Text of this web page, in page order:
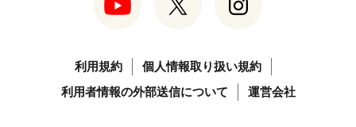
利用規約
個人情報取り扱い規約
利用者情報の外部送信について
運営会社